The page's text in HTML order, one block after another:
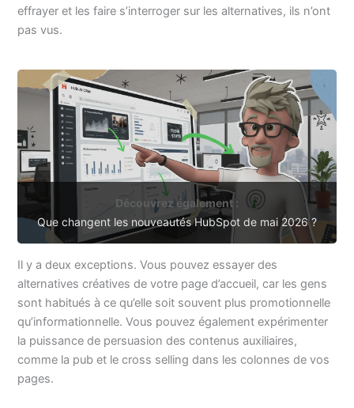
effrayer et les faire s’interroger sur les alternatives, ils n’ont
pas vus.
Découvrez également :
Que changent les nouveautés HubSpot de mai 2026 ?
Il y a deux exceptions. Vous pouvez essayer des
alternatives créatives de votre page d’accueil, car les gens
sont habitués à ce qu’elle soit souvent plus promotionnelle
qu’informationnelle. Vous pouvez également expérimenter
la puissance de persuasion des contenus auxiliaires,
comme la pub et le cross selling dans les colonnes de vos
pages.